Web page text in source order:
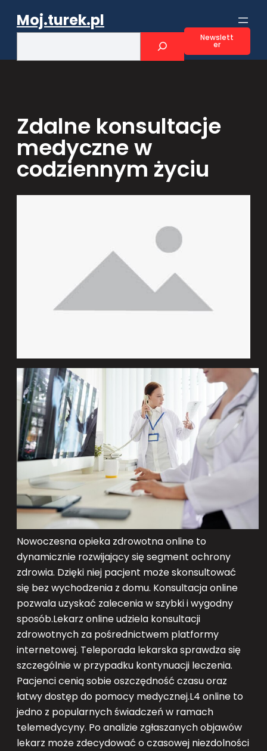
Moj.turek.pl
h
Newslett
er
Zdalne konsultacje
medyczne w
codziennym życiu
Nowoczesna opieka zdrowotna online to
dynamicznie rozwijający się segment ochrony
zdrowia. Dzięki niej pacjent może skonsultować
się bez wychodzenia z domu. Konsultacja online
pozwala uzyskać zalecenia w szybki i wygodny
sposób.Lekarz online udziela konsultacji
zdrowotnych za pośrednictwem platformy
internetowej. Teleporada lekarska sprawdza się
szczególnie w przypadku kontynuacji leczenia.
Pacjenci cenią sobie oszczędność czasu oraz
łatwy dostęp do pomocy medycznej.L4 online to
jedno z popularnych świadczeń w ramach
telemedycyny. Po analizie zgłaszanych objawów
lekarz może zdecydować o czasowej niezdolności